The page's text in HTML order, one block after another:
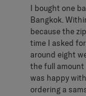
I bought one
Bangkok.
because the
time I asked
around eight
the full amount
was happy
ordering a